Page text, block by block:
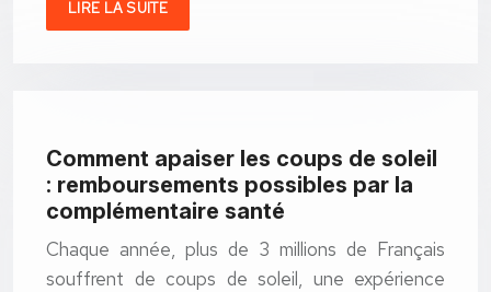
LIRE LA SUITE
Comment apaiser les coups de soleil
: remboursements possibles par la
complémentaire santé
Chaque année, plus de 3 millions de Français
souffrent de coups de soleil, une expérience